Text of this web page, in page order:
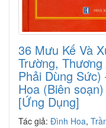
36 Mưu Kế Và
Trường,
Phải Dùng
Hoa (Biên
[Ứng Dụng]
Tác giả: Đình Hoa,